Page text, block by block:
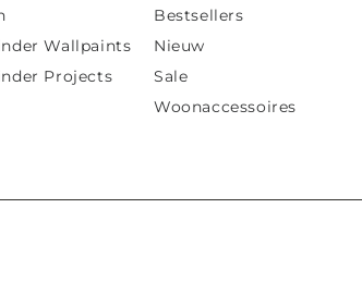
Wallpaints
Projects
Bestsellers
Nieuw
Sale
Woonaccessoires